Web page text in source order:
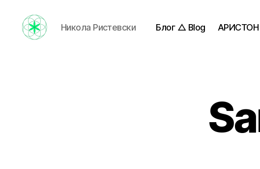
Никола Ристевски Блог △ Blog АРИСТОН